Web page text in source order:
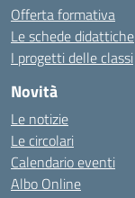
Offerta formativa
Le schede didattiche
I progetti delle classi
Novità
Le notizie
Le circolari
Calendario eventi
Albo Online